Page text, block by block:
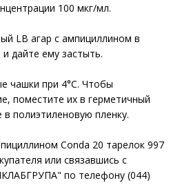
100 мкг/мл.
LB агар с ампициллином в
дайте ему застыть.
чашки при 4°C. Чтобы
поместите их в герметичный
полиэтиленовую пленку.
Conda 20 тарелок 997
или связавшись с
по телефону (044)